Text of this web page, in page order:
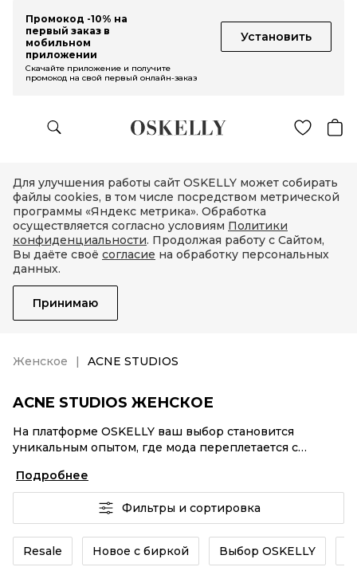
Промокод -10% на
первый заказ в
мобильном
приложении
Установить
Скачайте приложение и получите
промокод на свой первый онлайн-заказ
Для улучшения работы сайт OSKELLY может собирать
файлы cookies, в том числе посредством метрической
программы «Яндекс метрика». Обработка
осуществляется согласно условиям Политики
конфиденциальности. Продолжая работу с Сайтом,
Вы даёте своё согласие на обработку персональных
данных.
Принимаю
Женское ACNE STUDIOS
ACNE STUDIOS ЖЕНСКОЕ
На платформе OSKELLY ваш выбор становится
уникальным опытом, где мода переплетается с
аутентификация каждого заказа – ACNE STUDIOS
Женское от селлеров OSKELLY с быстрой доставкой
по России. Ваш стиль не ждет, и мы тоже! Винтажные
изделия или ACNE STUDIOS Женское из новых
коллекций – заказывайте на сайте или в приложении
OSKELLY с целой экосистемой инструментов.
Подробнее
Фильтры и сортировка
Resale Новое с биркой Выбор OSKELLY